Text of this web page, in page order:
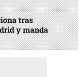
tras
y manda